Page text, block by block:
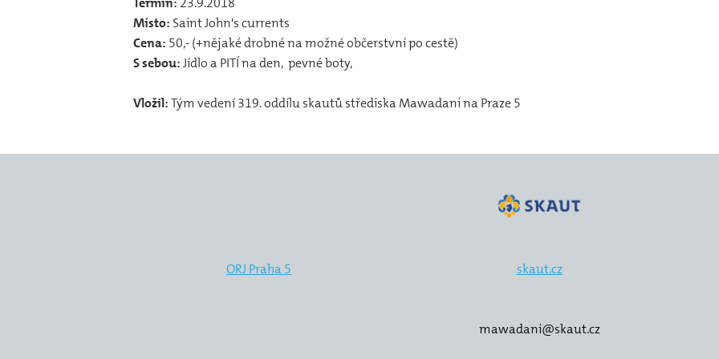
Místo: Saint John's currents
Cena: 50,- (+nějaké drobné na možné občerstvní po cestě)
S sebou:Jídlo a PITÍ na den, pevné boty,
Vložil:Tým vedení 319. oddílu skautů střediska Mawadani na Praze 5
ORJ Praha 5 skaut.cz
mawadani@skaut.cz